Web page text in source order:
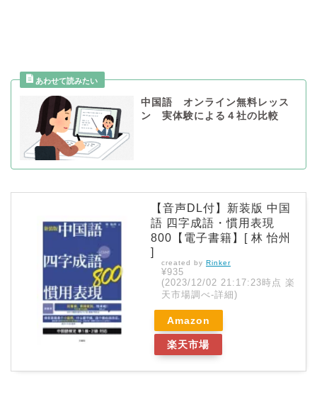
中国語 オンライン無料レッス
ン 実体験による４社の比較
【音声DL付】新装版 中国
語 四字成語・慣用表現
800【電子書籍】[ 林 怡州
]
created by Rinker
¥935
(2023/12/02 21:17:23時点 楽
天市場調べ-詳細)
Amazon
楽天市場